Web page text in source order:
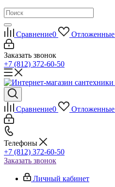
Сравнение0 Отложенные
Заказать звонок
+7 (812) 372-60-50
Сравнение0 Отложенные
Телефоны
+7 (812) 372-60-50
Заказать звонок
Личный кабинет